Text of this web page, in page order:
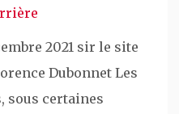
2021 sir le site
Dubonnet Les
sous certaines